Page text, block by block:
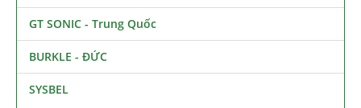
GT SONIC - Trung Quốc
BURKLE - ĐỨC
SYSBEL